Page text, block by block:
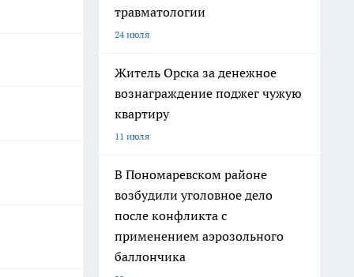
травматологии
24 июля
Житель Орска за денежное
вознаграждение поджег чужую
квартиру
11 июля
В Пономаревском районе
возбудили уголовное дело
после конфликта с
применением аэрозольного
баллончика